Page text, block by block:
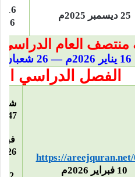
25 ديسمبر 2025م
منتصف العام الدراسي
الفصل الدراسي
https://areejquran.net/
10 فبراير 2026م